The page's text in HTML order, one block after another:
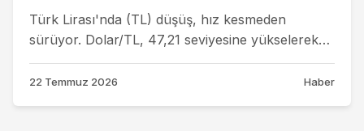
Türk Lirası'nda (TL) düşüş, hız kesmeden
sürüyor. Dolar/TL, 47,21 seviyesine yükselerek
rekor kırdı.
22 Temmuz 2026 Haber